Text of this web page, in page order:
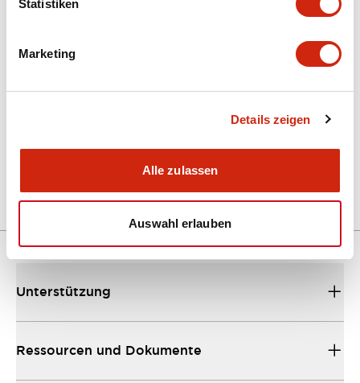
Statistiken
Marketing
Details zeigen
Alle zulassen
Auswahl erlauben
Dokumente und Dateien
Genehmigungen & Standards
04/09/2025.PDF1.23MB
Unterstützung
Ressourcen und Dokumente